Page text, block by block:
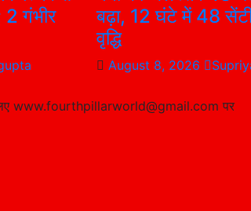
2 गंभीर
बढ़ा, 12 घंटे में 48
वृद्धि
August 8, 2026
www.fourthpillarworld@gmail.com पर